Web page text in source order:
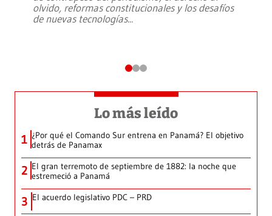
olvido, reformas constitucionales y los desafíos
de nuevas tecnologías...
Lo más leído
1 ¿Por qué el Comando Sur entrena en Panamá? El objetivo
detrás de Panamax
2 El gran terremoto de septiembre de 1882: la noche que
estremeció a Panamá
3 El acuerdo legislativo PDC – PRD